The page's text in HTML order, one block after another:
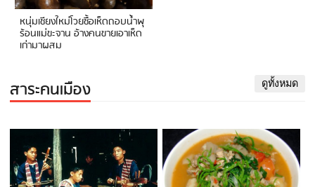
หนุ่มเชียงใหม่โวยซื้อเห็ดถอบน้ำพุ
ร้อนแม่ขะจาน อ้างคนขายเอาเห็ด
เก่ามาผสม
สาระคนเมือง ดูทั้งหมด